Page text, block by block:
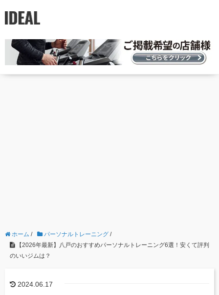
ホーム / パーソナルトレーニング /
【2026年最新】八戸のおすすめパーソナルトレーニング6選！安くて評判
のいいジムは？
2024.06.17